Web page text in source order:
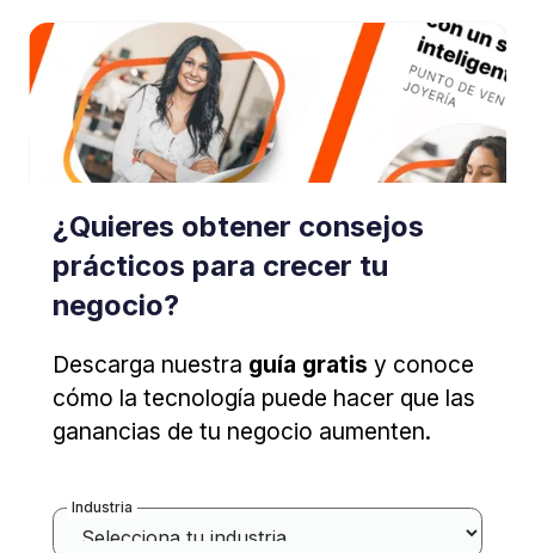
¿Quieres obtener consejos
prácticos para crecer tu
negocio?
Descarga nuestra guía gratis y conoce
cómo la tecnología puede hacer que las
ganancias de tu negocio aumenten.
Industria